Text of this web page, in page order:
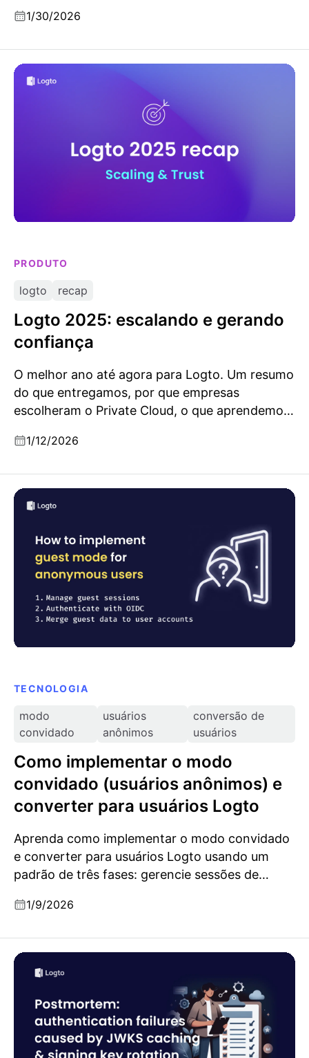
mails não verificados para conectores OIDC e a
1/30/2026
PRODUTO
logto recap
Logto 2025: escalando e gerando
confiança
O melhor ano até agora para Logto. Um resumo
do que entregamos, por que empresas
escolheram o Private Cloud, o que aprendemos
2026.
1/12/2026
Logto 2025: escalando e gerando confiança
TECNOLOGIA
modo
convidado
usuários
anônimos
conversão de
usuários
Como implementar o modo
convidado (usuários anônimos) e
converter para usuários Logto
Aprenda como implementar o modo convidado
e converter para usuários Logto usando um
padrão de três fases: gerencie sessões de
com segurança os dados do convidado às
1/9/2026
Como implementar o modo convidado (usuários
anônimos) e converter para usuários Logto
Post-mortem: falhas de autenticação causadas por
cache de JWKS e rotação de chave de assinatura